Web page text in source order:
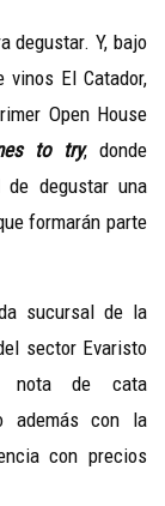
degustar. Y, bajo
El Catador,
Open House
to try, donde
degustar una
formarán parte
sucursal de la
sector Evaristo
nota de cata
además con la
con precios